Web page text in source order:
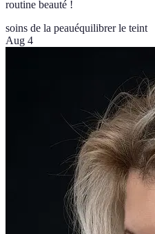
routine beauté !
soins de la peauéquilibrer le teint
Aug 4